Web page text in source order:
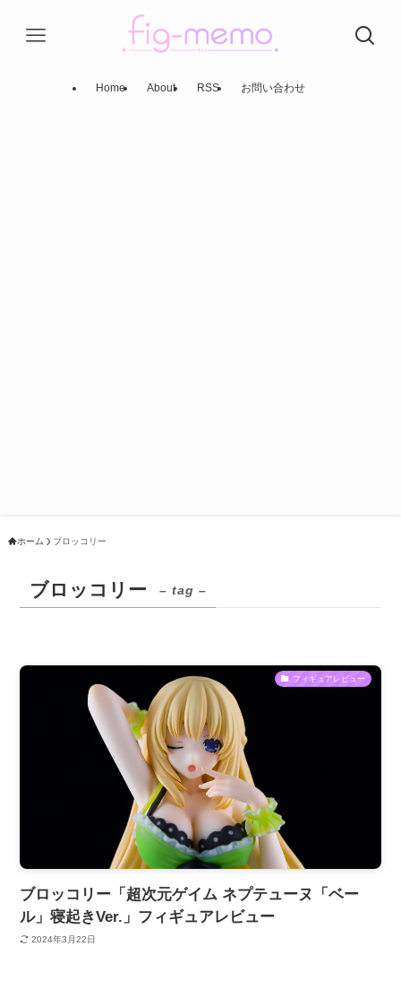
Home About RSS お問い合わせ
ホーム ブロッコリー
ブロッコリー – tag –
フィギュアレビュー
ブロッコリー「超次元ゲイム ネプテューヌ「ベー
ル」寝起きVer.」フィギュアレビュー
2024年3月22日